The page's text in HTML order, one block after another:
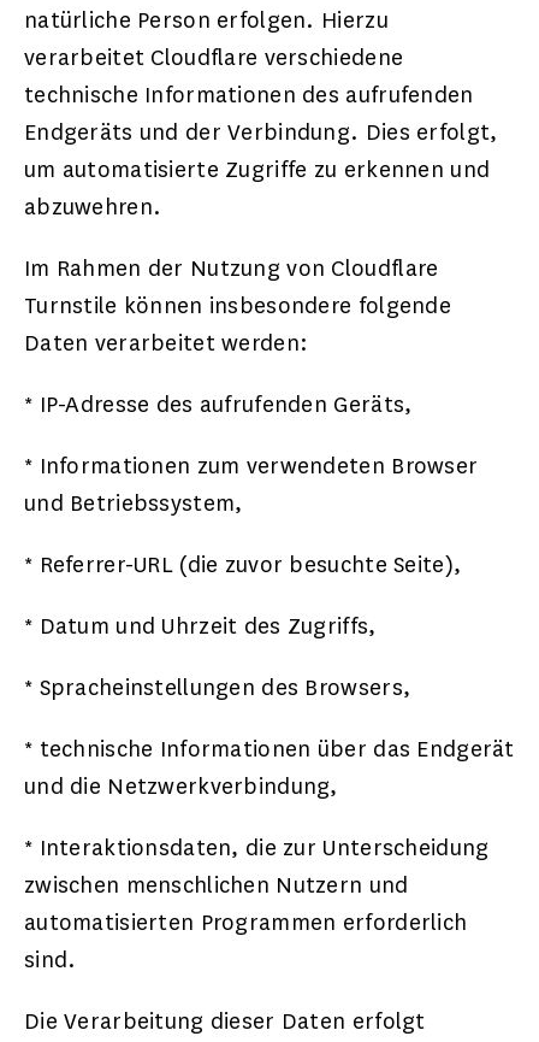
natürliche Person erfolgen. Hierzu
verarbeitet Cloudflare verschiedene
technische Informationen des aufrufenden
Endgeräts und der Verbindung. Dies erfolgt,
um automatisierte Zugriffe zu erkennen und
abzuwehren.
Im Rahmen der Nutzung von Cloudflare
Turnstile können insbesondere folgende
Daten verarbeitet werden:
* IP-Adresse des aufrufenden Geräts,
* Informationen zum verwendeten Browser
und Betriebssystem,
* Referrer-URL (die zuvor besuchte Seite),
* Datum und Uhrzeit des Zugriffs,
* Spracheinstellungen des Browsers,
* technische Informationen über das Endgerät
und die Netzwerkverbindung,
* Interaktionsdaten, die zur Unterscheidung
zwischen menschlichen Nutzern und
automatisierten Programmen erforderlich
sind.
Die Verarbeitung dieser Daten erfolgt